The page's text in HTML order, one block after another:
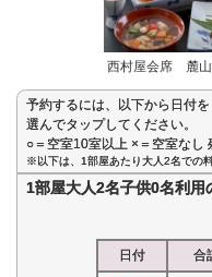
西村屋会席 麓山
予約するには、以下から日付を
選んでタップしてください。
○＝空室10室以上 ×＝空室なし
※以下は、1部屋あたり大人2名での
1部屋大人2名子供0名利用
日付 合